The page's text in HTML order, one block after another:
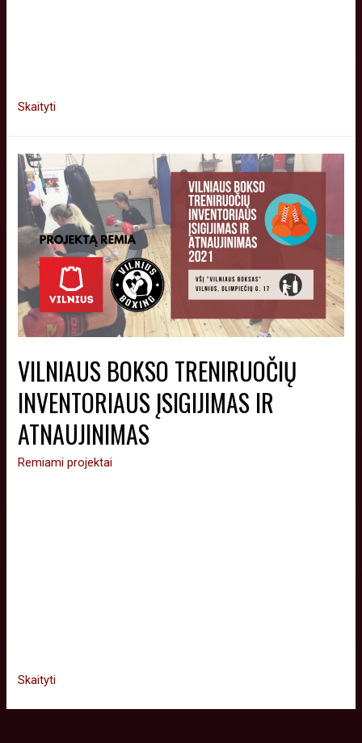
Skaityti
VILNIAUS BOKSO TRENIRUOČIŲ
INVENTORIAUS ĮSIGIJIMAS IR
ATNAUJINIMAS
Remiami projektai
Skaityti